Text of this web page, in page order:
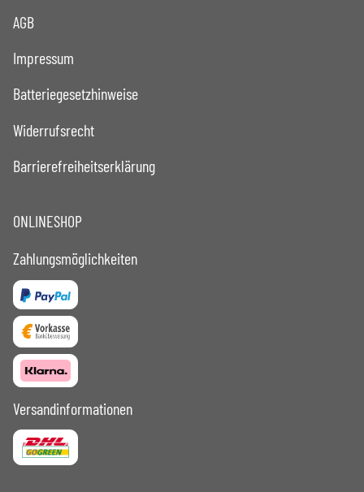
AGB
Impressum
Batteriegesetzhinweise
Widerrufsrecht
Barrierefreiheitserklärung
ONLINESHOP
Zahlungsmöglichkeiten
Versandinformationen